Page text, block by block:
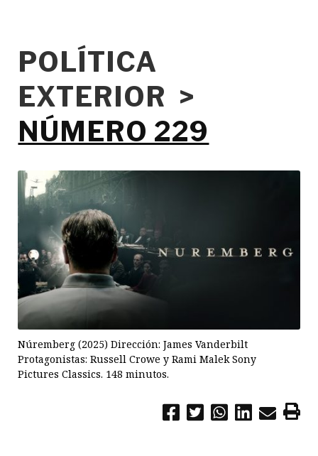
POLÍTICA
EXTERIOR >
NÚMERO 229
Núremberg (2025) Dirección: James Vanderbilt
Protagonistas: Russell Crowe y Rami Malek Sony
Pictures Classics. 148 minutos.